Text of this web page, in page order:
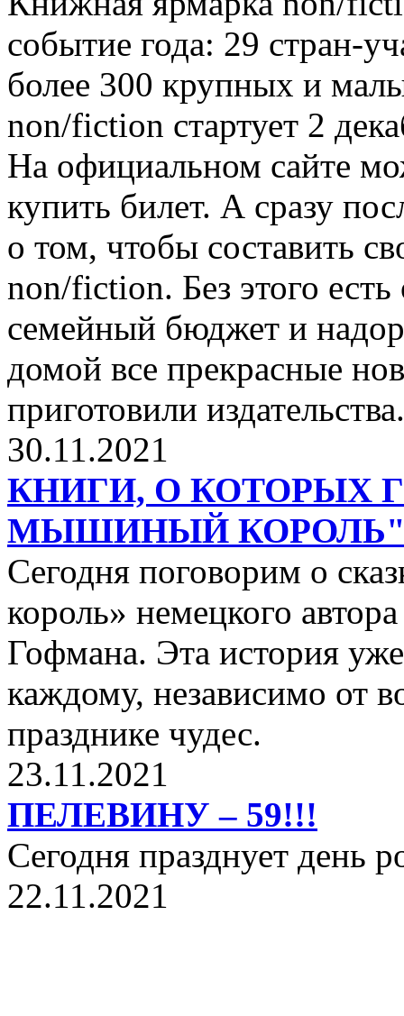
событие года: 29 стран-
более 300 крупных и
non/fiction стартует 2
На официальном сайте
купить билет. А сразу
о том, чтобы составить
non/fiction. Без этого есть
семейный бюджет и
домой все прекрасные
приготовили издательства.
30.11.2021
КНИГИ, О КОТОРЫХ
МЫШИНЫЙ
Сегодня поговорим о
король» немецкого
Гофмана. Эта история
каждому, независимо от
празднике чудес.
23.11.2021
ПЕЛЕВИНУ – 59!!!
Сегодня празднует день
22.11.2021